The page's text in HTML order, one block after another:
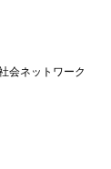
会ネットワーク